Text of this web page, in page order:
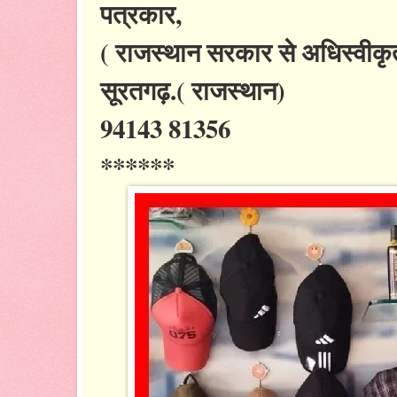
पत्रकार,
( राजस्थान सरकार से
सूरतगढ़.( राजस्थान)
94143 81356
******